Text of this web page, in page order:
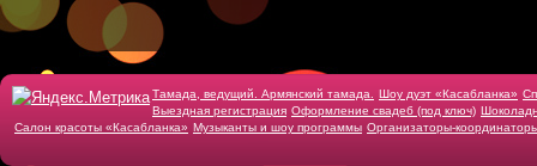
Тамада, ведущий. Армянский тамада. Шоу дуэт «Касабланка»
Выездная регистрация Оформление свадеб (под ключ)
Салон красоты «Касабланка» Музыканты и шоу программы Организаторы-